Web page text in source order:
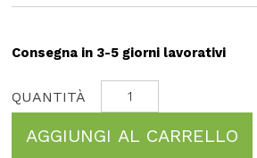
Consegna in 3-5 giorni lavorativi
AGGIUNGI AL CARRELLO